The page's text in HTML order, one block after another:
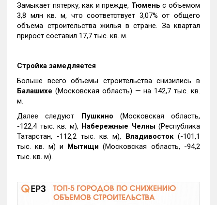
Замыкает пятерку, как и прежде, Тюмень с объемом
3,8 млн кв. м, что соответствует 3,07% от общего
объема строительства жилья в стране. За квартал
прирост составил 17,7 тыс. кв. м.
Стройка замедляется
Больше всего объемы строительства снизились в
Балашихе (Московская область) — на 142,7 тыс. кв.
м.
Далее следуют Пушкино (Московская область,
-122,4 тыс. кв. м), Набережные Челны(Республика
Татарстан, -112,2 тыс. кв. м), Владивосток(-101,1
тыс. кв. м) и Мытищи (Московская область, -94,2
тыс. кв. м).